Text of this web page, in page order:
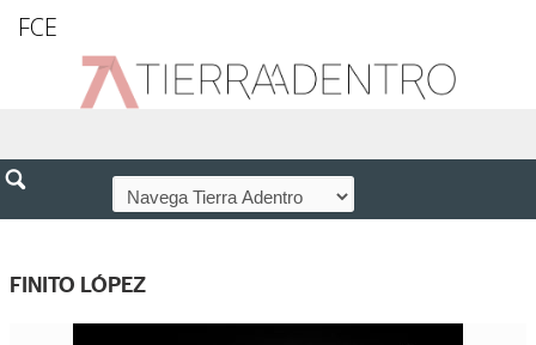
FCE
FINITO LÓPEZ